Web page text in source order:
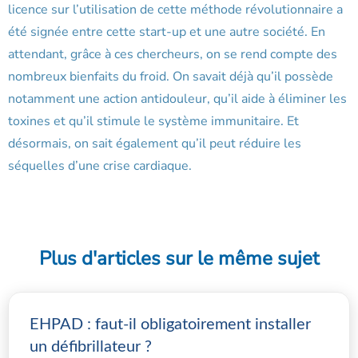
licence sur l’utilisation de cette méthode révolutionnaire a
été signée entre cette start-up et une autre société. En
attendant, grâce à ces chercheurs, on se rend compte des
nombreux bienfaits du froid. On savait déjà qu’il possède
notamment une action antidouleur, qu’il aide à éliminer les
toxines et qu’il stimule le système immunitaire. Et
désormais, on sait également qu’il peut réduire les
séquelles d’une crise cardiaque.
Plus d'articles sur le même sujet
EHPAD : faut-il obligatoirement installer
un défibrillateur ?